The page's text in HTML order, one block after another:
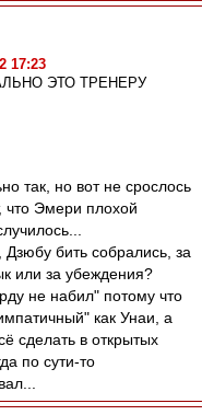
17:23
ЭТО ТРЕНЕРУ
так, но вот не срослось
что Эмери плохой
бить собрались, за
или за убеждения?
не набил" потому что
как Унаи, а
сделать в открытых
по сути-то